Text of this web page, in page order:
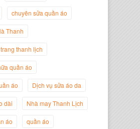
Thương Hiệu Giày Thời
chuyên sửa quần áo
Thanh
thanh lịch
quần áo
áo Dịch vụ sửa áo da
dài Nhà may Thanh Lịch
áo quần áo